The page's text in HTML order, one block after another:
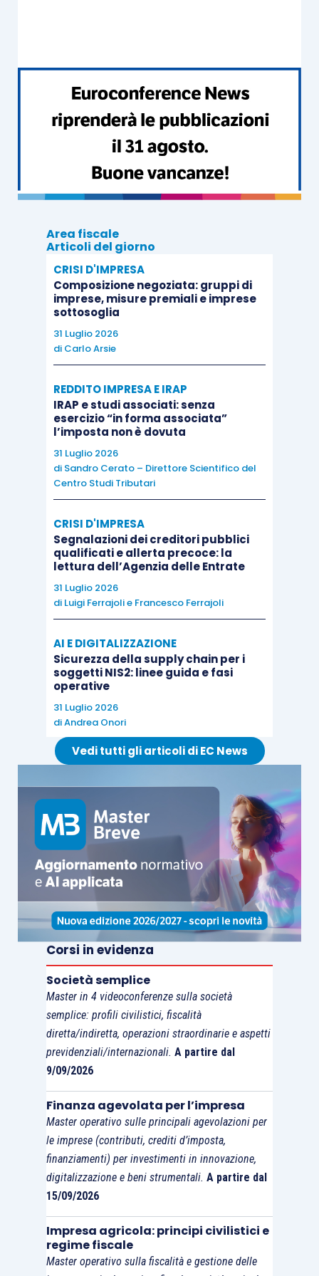
disciplina del prezzo valore?
L’agevolazione del “prezzo valore” non si applica
ai trasferimenti di fabbricati a destinazione
diversa da quella abitativa
capannoni industriali, eccetera), in quanto la
cessione deve avere necessariamente ad
pertinenze”, vale a dire un
categoria catastale A
nellecategorie C/2, C/6 e C/7
immobili pertinenzialia tale fabbricato.
Nota bene
La normativa sul prezzo valore si riferisce
abitativo, aprescindere dalla classificazione
catastale dello stesso
presenza diun immobile di lusso
acquistonon si potrà mai richiedere i benefici
“prima casa” ai fini dell’imposta di registro, in
quanto per beneficiare di tale agevolazione è
necessario che l’immobile abitativo (oggetto del
categorie catastali A/1, A/8 e A/9.
La disciplina del prezzo valore può applicarsi alle
pertinenze?
A differenza di quanto previsto in materia di
valore” “non pone
alcuna restrizione né in ordine
alla tipologia né in ordine al numero delle
pertinenze che rilevano per potersi avvalere del
regime del c.d. ‘prezzo-valore” (circolare n.
18/E/2013), essendo soltanto richiesto che:
il bene principale(cui accedono le
pertinenze) sia unimmobile ad uso
abitativo;
nell’atto di cessione venga data
evidenza del c.d. “vincolo
pertinenziale”, che rende il bene
servente una proiezione del bene
principale;
gli immobili pertinenzialisiano
suscettibili di valutazione economica
quindi, che siano dotati di una
propria
rendita catastale.
La disciplina del “prezzo valore” si
applica anche in caso diacquisto di
Area fiscale
Articoli del giorno
CRISI D'IMPRESA
Composizione negoziata: gruppi di
imprese, misure premiali e imprese
sottosoglia
31 Luglio 2026
di Carlo Arsie
REDDITO IMPRESA E IRAP
IRAP e studi associati: senza
esercizio “in forma associata”
l’imposta non è dovuta
31 Luglio 2026
di Sandro Cerato – Direttore Scientifico del
Centro Studi Tributari
CRISI D'IMPRESA
Segnalazioni dei creditori pubblici
qualificati e allerta precoce: la
lettura dell’Agenzia delle Entrate
31 Luglio 2026
di Luigi Ferrajolie Francesco Ferrajoli
AI E DIGITALIZZAZIONE
Sicurezza della supply chain per i
soggetti NIS2: linee guida e fasi
operative
31 Luglio 2026
diAndrea Onori
Vedi tutti gli articoli di EC News
Corsi in evidenza
Società semplice
Master in 4 videoconferenze sulla società
semplice: profili civilistici, fiscalità
diretta/indiretta, operazioni straordinarie e aspetti
previdenziali/internazionali. A partire dal
9/09/2026
Finanza agevolata per l’impresa
Master operativo sulle principali agevolazioni per
le imprese (contributi, crediti d’imposta,
finanziamenti) per investimenti in innovazione,
digitalizzazione e beni strumentali. A partire dal
15/09/2026
Impresa agricola: principi civilistici e
regime fiscale
Master operativo sulla fiscalità e gestione delle